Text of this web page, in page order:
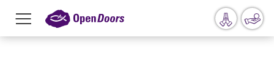
Przejdź do treści
Menu
toggle